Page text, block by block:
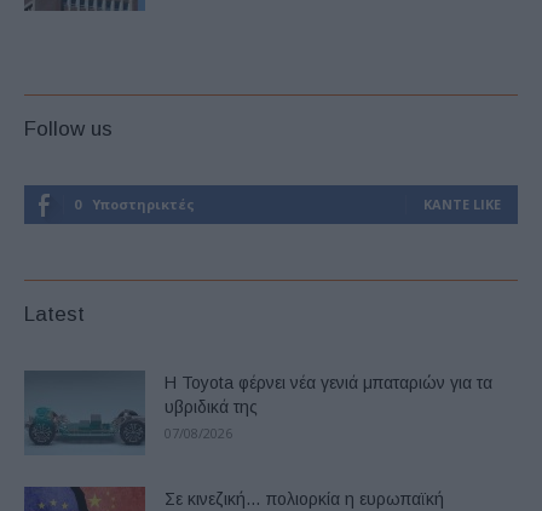
Follow us
0 Υποστηρικτές ΚΆΝΤΕ LIKE
Latest
Η Toyota φέρνει νέα γενιά μπαταριών για τα
υβριδικά της
07/08/2026
Σε κινεζική… πολιορκία η ευρωπαϊκή